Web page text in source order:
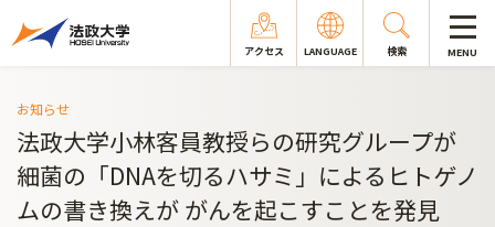
アクセス LANGUAGE 検索 MENU
お知らせ
法政大学小林客員教授らの研究グループが
細菌の「DNAを切るハサミ」によるヒトゲノ
ムの書き換えが がんを起こすことを発見